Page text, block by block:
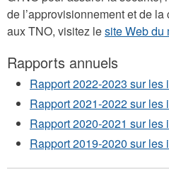
de l’approvisionnement et de
aux TNO, visitez lesite Web du
Rapports annuels
Rapport 2022-2023 sur
Rapport 2021-2022 sur
Rapport 2020-2021 sur
Rapport 2019-2020 sur